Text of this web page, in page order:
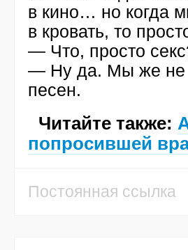
в кино… но когда
в кровать, то
— Что, просто
— Ну да. Мы же не
песен.
Читайте также:
попросившей
Постоянная ссылка